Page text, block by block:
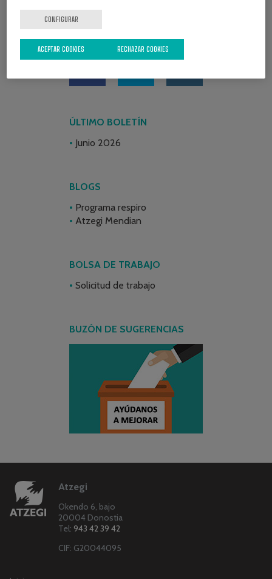
ÚLTIMO BOLETÍN
Junio 2026
BLOGS
Programa respiro
Atzegi Mendian
BOLSA DE TRABAJO
Solicitud de trabajo
BUZÓN DE SUGERENCIAS
Atzegi
Okendo 6, bajo
20004 Donostia
Tel: 943 42 39 42
CIF: G20044095
CONFIGURAR
RECHAZAR COOKIES
ACEPTAR COOKIES